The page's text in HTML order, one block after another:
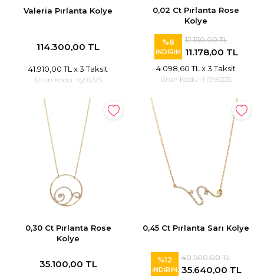
Valeria Pırlanta Kolye
114.300,00 TL
41.910,00 TL x 3 Taksit
Ürün Kodu : sy01223
0,02 Ct Pırlanta Rose
Kolye
%8
İNDİRİM
12.150,00 TL
11.178,00 TL
4.098,60 TLx 3 Taksit
Ürün Kodu : HSY6235
0,30 Ct Pırlanta Rose
Kolye
35.100,00 TL
0,45 Ct Pırlanta Sarı Kolye
%12
İNDİRİM
40.500,00 TL
35.640,00 TL